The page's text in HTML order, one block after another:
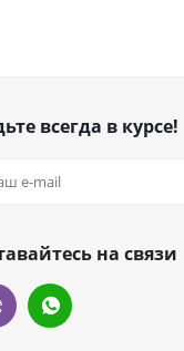
всегда в курсе!
на связи